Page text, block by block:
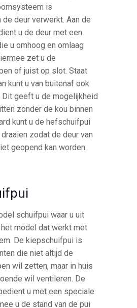
is
de deur verwerkt. Aan de
u de deur met een
u omhoog en omlaag
zet u de
of juist op slot. Staat
kunt u van buitenaf ook
Dit geeft u de mogelijkheid
zonder de kou binnen
kunt u de hefschuifpui
zodat de deur van
geopend kan worden.
schuifpui waar u uit
model dat werkt met
De kiepschuifpui is
die niet altijd de
wil zetten, maar in huis
wil ventileren. De
u met een speciale
u de stand van de pui